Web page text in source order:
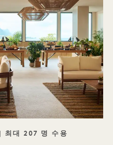
최대 207 명 수용